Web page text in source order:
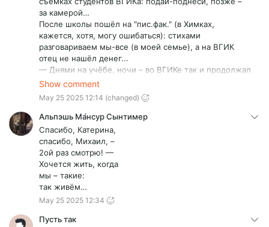
за камерой…
После школы пошёл на "пис.фак." (в Химках,
кажется, хотя, могу ошибаться): стихами
разговариваем мы-все (в моей семье), а на ВГИК
отец не нашёл денег...
— Днями на учёбе, ночи – во ВГИКе так и продолжал
работать…
— Да, уже работал, попутно, нарабатывая
мастерство фото-художника (ну, и – деньги),
устроившись работать в фото-студии.
— В кон. IIIго курса такой жизни загремел в
реанимацию с остановкой сердца.
Тут отец:
„Чёрт – с тобой! иди на операторский.” - …сын к тому
времени заматерел и поступил в… ГИТР, что «… во
ВГИКе крепостное право никто и не отменял …» -
погиб 22 сент. 2022 г. – в… 20 км от границы, уже на
территории Казаkстана...
Понятно, что мы-все – талантливые: он, до кучи, был
Show comment
May 25 2025 12:14 (changed)
Альпэшь Ма́нсур Сынтимер
Спасибо, Катерина,
спасибо, Михаил, –
2ой раз смотрю! —
Хочется жить, когда
мы – такие:
так живём…
May 25 2025 12:34
Пусть так